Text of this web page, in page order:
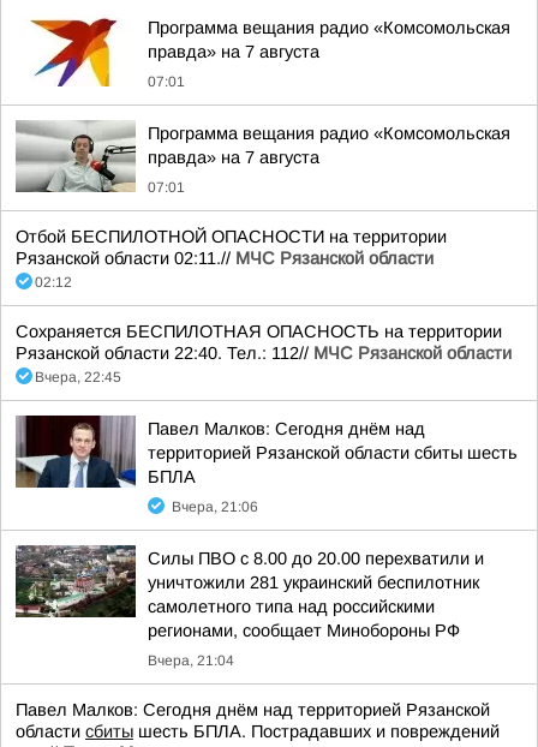
Программа вещания радио «Комсомольская
правда» на 7 августа
07:01
Программа вещания радио «Комсомольская
правда» на 7 августа
07:01
Отбой БЕСПИЛОТНОЙ ОПАСНОСТИ на территории
Рязанской области 02:11.// МЧС Рязанской области
02:12
Сохраняется БЕСПИЛОТНАЯ ОПАСНОСТЬ на территории
Рязанской области 22:40. Тел.: 112// МЧС Рязанской области
Вчера, 22:45
Павел Малков: Сегодня днём над
территорией Рязанской области сбиты шесть
БПЛА
Вчера, 21:06
Силы ПВО с 8.00 до 20.00 перехватили и
уничтожили 281 украинский беспилотник
самолетного типа над российскими
регионами, сообщает Минобороны РФ
Вчера, 21:04
Павел Малков: Сегодня днём над территорией Рязанской
области сбиты шесть БПЛА. Пострадавших и повреждений